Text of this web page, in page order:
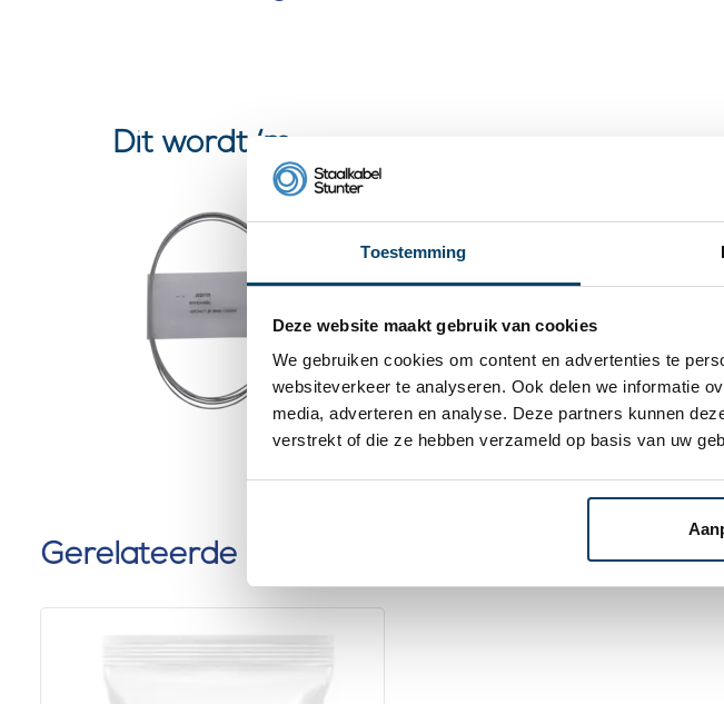
Toestemming
Deze website maakt gebruik van cookies
We gebruiken cookies om content en advertenties te
websiteverkeer te analyseren. Ook delen we informatie
media, adverteren en analyse. Deze partners kunnen
verstrekt of die ze hebben verzameld op basis van uw
Dit wordt ‘m
nippel t.b.v. o.a.
gasveer bedieningskop
0 klantbeoordelingen
Gerelateerde producten